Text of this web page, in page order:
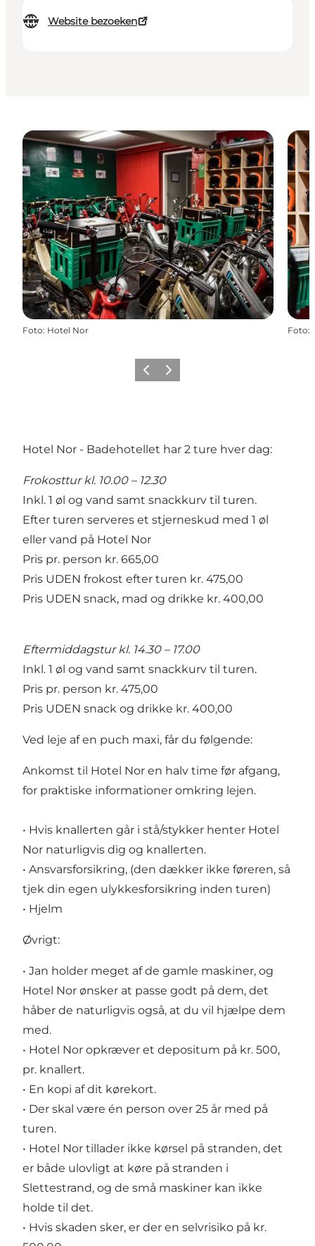
Website bezoeken
Foto: Hotel Nor Foto:
Vorige Volgende
Hotel Nor - Badehotellet har 2 ture hver dag:
Frokosttur kl. 10.00 – 12.30
Inkl. 1 øl og vand samt snackkurv til turen.
Efter turen serveres et stjerneskud med 1 øl
eller vand på Hotel Nor
Pris pr. person kr. 665,00
Pris UDEN frokost efter turen kr. 475,00
Pris UDEN snack, mad og drikke kr. 400,00
Eftermiddagstur kl. 14.30 – 17.00
Inkl. 1 øl og vand samt snackkurv til turen.
Pris pr. person kr. 475,00
Pris UDEN snack og drikke kr. 400,00
Ved leje af en puch maxi, får du følgende:
Ankomst til Hotel Nor en halv time før afgang,
for praktiske informationer omkring lejen.
• Hvis knallerten går i stå/stykker henter Hotel
Nor naturligvis dig og knallerten.
• Ansvarsforsikring, (den dækker ikke føreren, så
tjek din egen ulykkesforsikring inden turen)
• Hjelm
Øvrigt:
• Jan holder meget af de gamle maskiner, og
Hotel Nor ønsker at passe godt på dem, det
håber de naturligvis også, at du vil hjælpe dem
med.
• Hotel Nor opkræver et depositum på kr. 500,
pr. knallert.
• En kopi af dit kørekort.
• Der skal være én person over 25 år med på
turen.
• Hotel Nor tillader ikke kørsel på stranden, det
er både ulovligt at køre på stranden i
Slettestrand, og de små maskiner kan ikke
holde til det.
• Hvis skaden sker, er der en selvrisiko på kr.